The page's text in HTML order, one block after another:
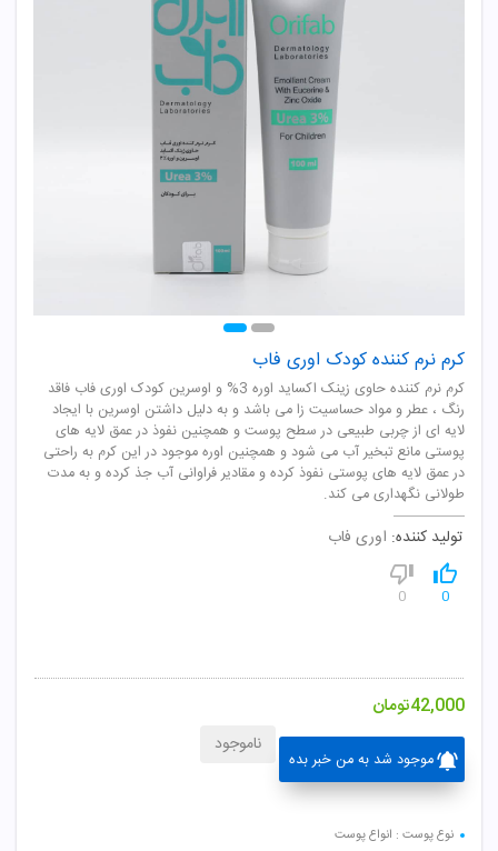
کرم نرم کننده کودک اوری فاب
کرم نرم کننده حاوی زینک اکساید اوره 3% و اوسرین کودک اوری فاب فاقد
رنگ ، عطر و مواد حساسیت زا می باشد و به دلیل داشتن اوسرین با ایجاد
لایه ای از چربی طبیعی در سطح پوست و همچنین نفوذ در عمق لایه های
پوستی مانع تبخیر آب می شود و همچنین اوره موجود در این کرم به راحتی
در عمق لایه های پوستی نفوذ کرده و مقادیر فراوانی آب جذ کرده و به مدت
طولانی نگهداری می کند.
تولید کننده: اوری فاب
0
0
42,000تومان
موجود شد به من خبر بده
ناموجود
نوع پوست : انواع پوست